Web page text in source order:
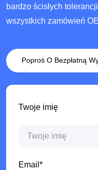
bardzo ścisłych
wszystkich zamówień
Poproś O Bezpłatną
Twoje imię
Email*